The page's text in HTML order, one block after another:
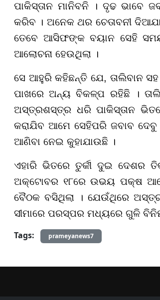
ପାକିସ୍ତାନ ମାନିବନି । ଦୃଢ ଭାବେ
କରିବ । ଅନେକ ଥର ଚେତାବନୀ
ତେବେ ଆସିଫଙ୍କ ବୟାନ ସେହି
ଆଲୋଚନା ହେଉଥିଲା ।
ସେ ଆହୁରି କହିଛନ୍ତି ଯେ, ତାଲିବାନ
ପାଖରେ ଅନ୍ୟ ବିକଳ୍ପ ରହିଛି ।
ଅସ୍ତ୍ରଶସ୍ତ୍ର ଧରି ପାକିସ୍ତାନ
କରାଯିବ ଆମେ ସେହିପରି ଜବାବ
ଆଣିବା ନେଇ କୁହାଯାଉଛି ।
ଏହାରି ଭିତରେ ତୁର୍କୀ ଦୁଇ ଦେଶର
ଅକ୍ଟୋବର ୧୮ରେ ଉଭୟ ପକ୍ଷ
ବୈଠକ ବସିଥିଲା । ଯେଉଁଥିରେ
ସୀମାରେ ପରସ୍ପର ମଧ୍ୟରେ ଗୁଳି
Tags:
prameyanews7